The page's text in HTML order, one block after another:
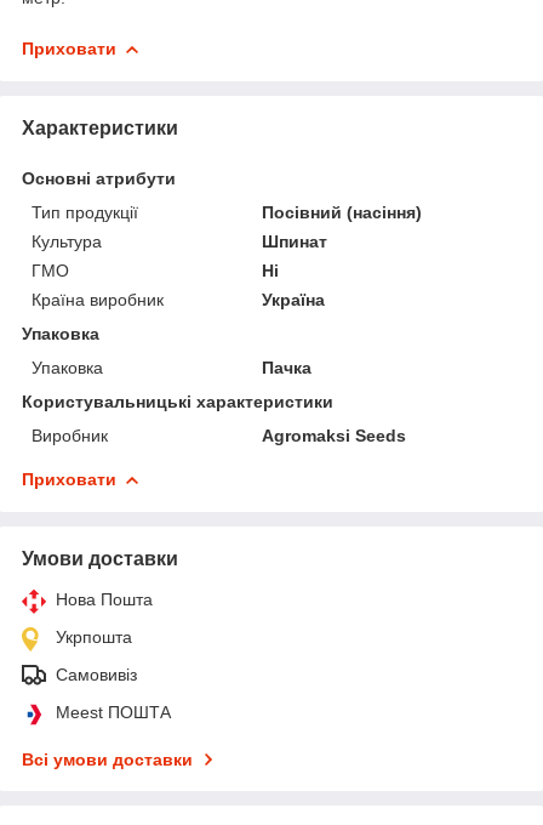
Приховати
Характеристики
Основні атрибути
Тип продукції
Посівний (насіння)
Культура
Шпинат
ГМО
Ні
Країна виробник
Україна
Упаковка
Упаковка
Пачка
Користувальницькі характеристики
Виробник
Agromaksi Seeds
Приховати
Умови доставки
Нова Пошта
Укрпошта
Самовивіз
Meest ПОШТА
Всі умови доставки